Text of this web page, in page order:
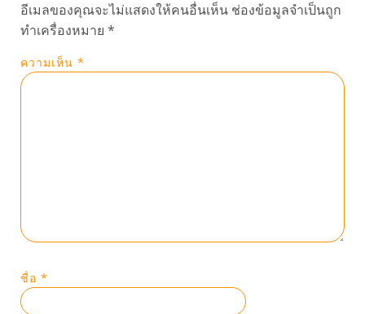
อีเมลของคุณจะไม่แสดงให้คนอื่นเห็น ช่องข้อมูลจำเป็นถูก
ทำเครื่องหมาย *
ความเห็น *
ชื่อ *